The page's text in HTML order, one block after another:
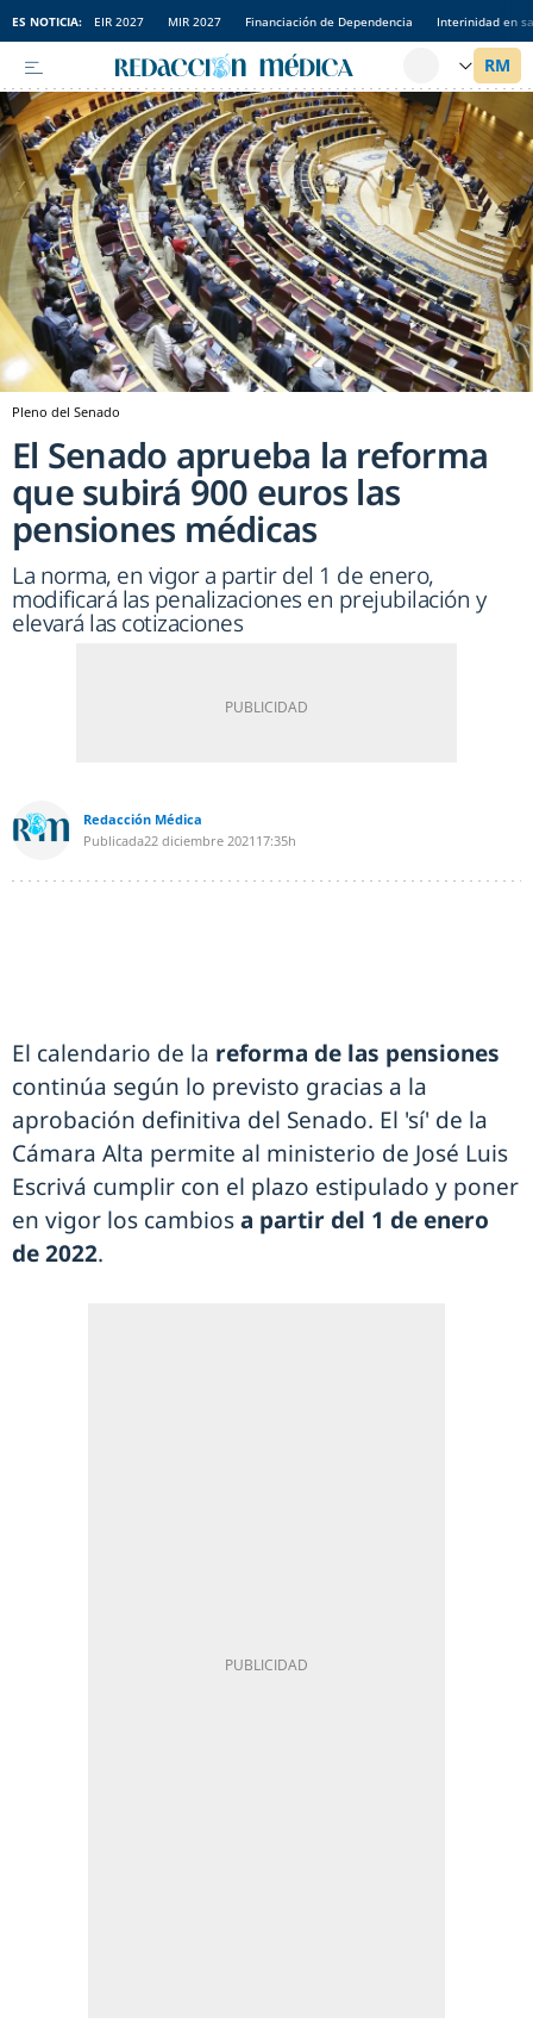
ES NOTICIA: EIR 2027 MIR 2027 Financiación de Dependencia Interinidad en
Pleno del Senado
El Senado aprueba la reforma
que subirá 900 euros las
pensiones médicas
La norma, en vigor a partir del 1 de enero,
modificará las penalizaciones en prejubilación y
elevará las cotizaciones
Redacción Médica
Publicada22 diciembre 2021 17:35h
El calendario de la reforma de las pensiones
continúa según lo previsto gracias a la
aprobación definitiva del Senado. El 'sí' de la
Cámara Alta permite al ministerio de José Luis
Escrivá cumplir con el plazo estipulado y poner
en vigor los cambiosa partir del 1 de enero
de 2022.